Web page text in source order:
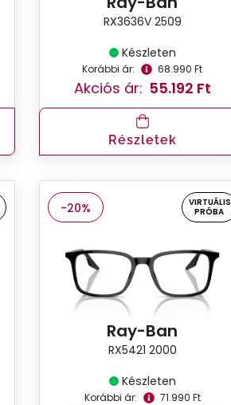
RX3636V 2509
Készleten
Korábbi ár: 68.990 Ft
Akciós ár: 55.192 Ft
Részletek
-20%
VIRTUÁLIS
PRÓBA
Ray-Ban
RX5421 2000
Készleten
Korábbi ár: 71.990 Ft